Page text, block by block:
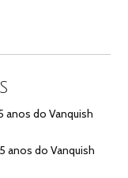
anos do Vanquish
anos do Vanquish